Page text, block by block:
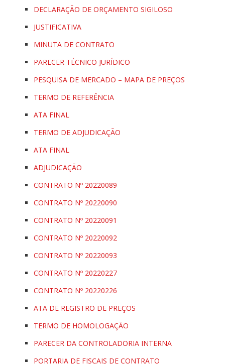
DECLARAÇÃO DE ORÇAMENTO SIGILOSO
JUSTIFICATIVA
MINUTA DE CONTRATO
PARECER TÉCNICO JURÍDICO
PESQUISA DE MERCADO – MAPA DE PREÇOS
TERMO DE REFERÊNCIA
ATA FINAL
TERMO DE ADJUDICAÇÃO
ATA FINAL
ADJUDICAÇÃO
CONTRATO Nº 20220089
CONTRATO Nº 20220090
CONTRATO Nº 20220091
CONTRATO Nº 20220092
CONTRATO Nº 20220093
CONTRATO Nº 20220227
CONTRATO Nº 20220226
ATA DE REGISTRO DE PREÇOS
TERMO DE HOMOLOGAÇÃO
PARECER DA CONTROLADORIA INTERNA
PORTARIA DE FISCAIS DE CONTRATO